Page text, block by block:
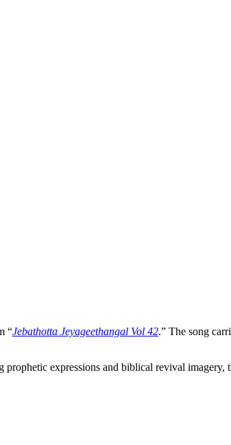
“Jebathotta Jeyageethangal Vol 42.” The song
expressions and biblical revival imagery,